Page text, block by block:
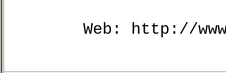
Web: http://